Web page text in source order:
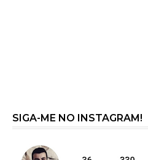
SIGA-ME NO INSTAGRAM!